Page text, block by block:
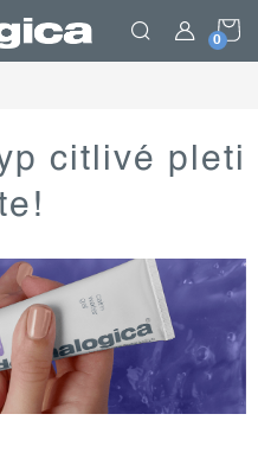
citlivé pleti